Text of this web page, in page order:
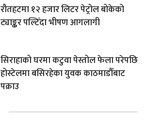
रौतहटमा १२ हजार लिटर पेट्रोल बोकेको
ट्याङ्कर पल्टिँदा भीषण आगलागी
सिराहाको घरमा कटुवा पेस्तोल फेला परेपछि
होस्टेलमा बसिरहेका युवक काठमाडौँबाट
पक्राउ